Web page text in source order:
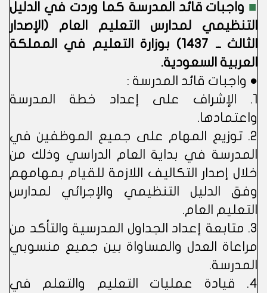
■ واجبات قائد المدرسة كما وردت في الدليل
التنظيمي لمدارس التعليم العام (الإصدار
الثالث ــ 1437) بوزارة التعليم في المملكة
العربية السعودية.
● واجبات قائد المدرسة :
1. الإشراف على إعداد خطة المدرسة
واعتمادها.
2. توزيع المهام على جميع الموظفين في
المدرسة في بداية العام الدراسي وذلك من
خلال إصدار التكاليف اللازمة للقيام بمهامهم
وفق الدليل التنظيمي والإجرائي لمدارس
التعليم العام.
3. متابعة إعداد الجداول المدرسية والتأكد من
مراعاة العدل والمساواة بين جميع منسوبي
المدرسة.
4. قيادة عمليات التعليم والتعلم في